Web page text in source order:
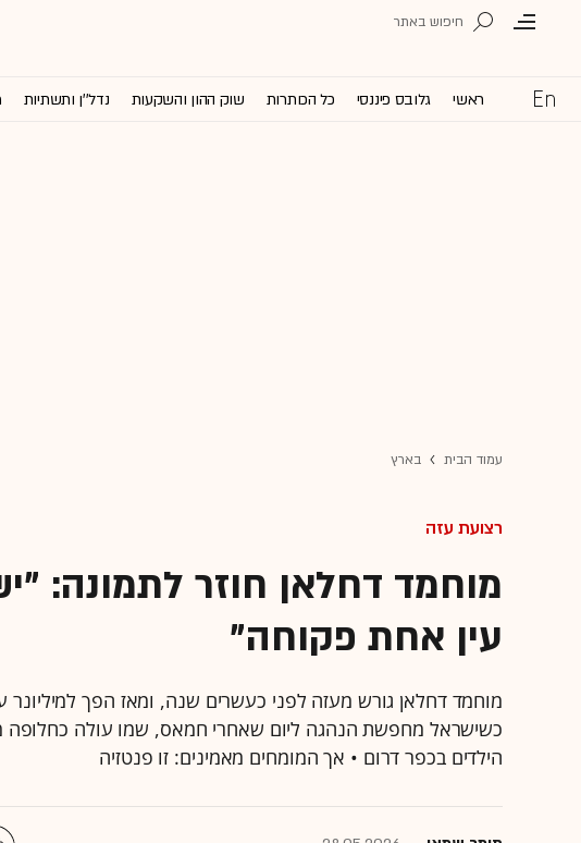
ראשי גלובס פיננסי כל הכותרות שוק ההון והשקעות נדל''ן ותשתיות
עמוד הבית בארץ
רצועת עזה
מוחמד דחלאן חוזר לתמונה:
עין אחת פקוחה"
מוחמד דחלאן גורש מעזה לפני כעשרים שנה, ומאז הפך למיליונר
כשישראל מחפשת הנהגה ליום שאחרי חמאס, שמו עולה כחלופה
הילדים בכפר דרום • אך המומחים מאמינים: זו פנטזיה